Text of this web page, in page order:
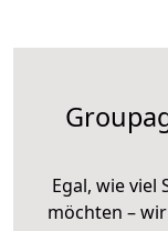
Egal, wie viel
möchten –